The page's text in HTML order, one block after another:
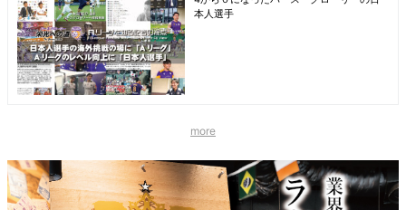
本人選手
more